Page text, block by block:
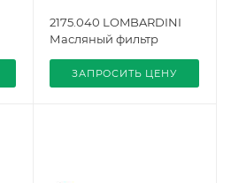
2175.040 LOMBARDINI
Масляный фильтр
ЗАПРОСИТЬ ЦЕНУ